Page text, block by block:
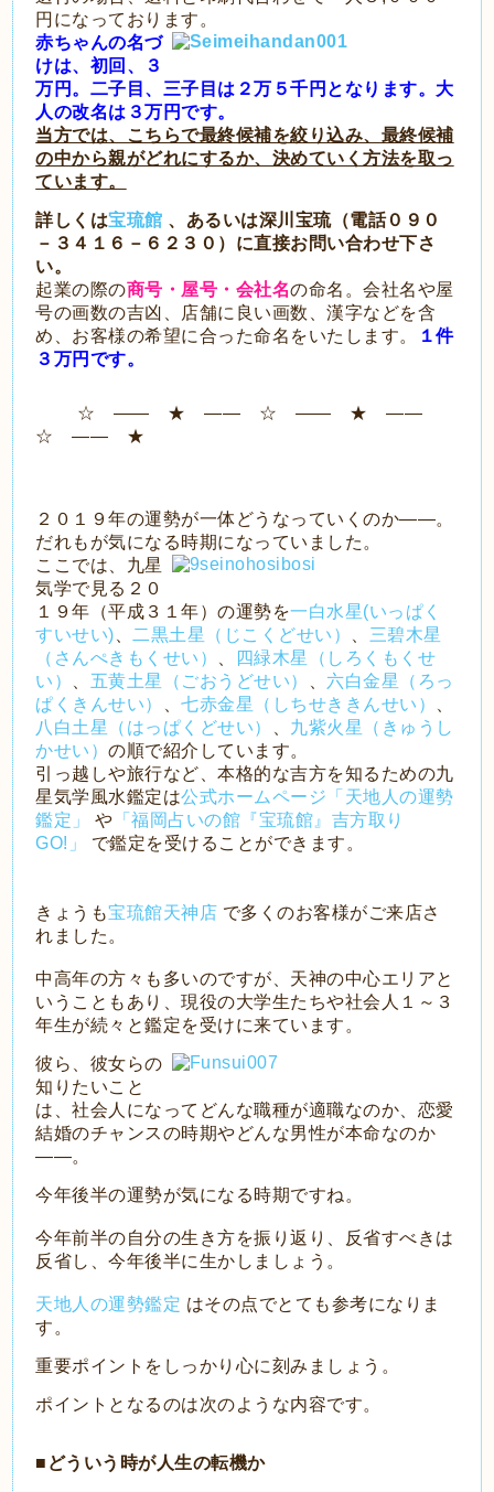
円になっております。
赤ちゃんの名づ
けは、初回、３
万円。二子目、三子目は２万５千円となります。大
人の改名は３万円です。
当方では、こちらで最終候補を絞り込み、最終候補
の中から親がどれにするか、決めていく方法を取っ
ています。
詳しくは宝琉館 、あるいは深川宝琉（電話０９０
－３４１６－６２３０）に直接お問い合わせ下さ
い。
起業の際の商号・屋号・会社名の命名。会社名や屋
号の画数の吉凶、店舗に良い画数、漢字などを含
め、お客様の希望に合った命名をいたします。
１件
３万円です。
☆ ―― ★ ―― ☆ ―― ★ ――
☆ ―― ★
２０１９年の運勢が一体どうなっていくのか――。
だれもが気になる時期になっていました。
ここでは、九星
気学で見る２０
１９年（平成３１年）の運勢を一白水星(いっぱく
すいせい)
二黒土星（じこくどせい）
三碧木星
（さんぺきもくせい）
四緑木星（しろくもくせ
い）
五黄土星（ごおうどせい）
六白金星（ろっ
ぱくきんせい）
、七赤金星（しちせききんせい）
八白土星（はっぱくどせい）
九紫火星（きゅうし
かせい）の順で紹介しています。
引っ越しや旅行など、本格的な吉方を知るための九
星気学風水鑑定は公式ホームページ「天地人の運勢
鑑定」
や 「福岡占いの館『宝琉館』吉方取り
GO!」
で鑑定を受けることができます。
きょうも宝琉館天神店 で多くのお客様がご来店さ
れました。
中高年の方々も多いのですが、天神の中心エリアと
いうこともあり、現役の大学生たちや社会人１～３
年生が続々と鑑定を受けに来ています。
彼ら、彼女らの
知りたいこと
は、社会人になってどんな職種が適職なのか、恋愛
結婚のチャンスの時期やどんな男性が本命なのか
――。
今年後半の運勢が気になる時期ですね。
今年前半の自分の生き方を振り返り、反省すべきは
反省し、今年後半に生かしましょう。
天地人の運勢鑑定 はその点でとても参考になりま
す。
重要ポイントをしっかり心に刻みましょう。
ポイントとなるのは次のような内容です。
■どういう時が人生の転機か